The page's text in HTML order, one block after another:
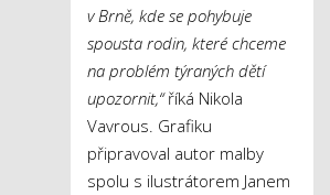
v Brně, kde se pohybuje
spousta rodin, které chceme
na problém týraných dětí
upozornit,“říká Nikola
Vavrous. Grafiku
připravoval autor malby
spolu s ilustrátorem Janem